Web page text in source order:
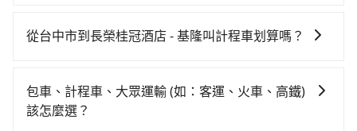
票並於月台排隊的時間約20分鐘，再乘坐54~81分鐘
車，搭上小黃後約花35分鐘、車費600元後，抵達長榮
桂冠酒店 - 基隆 (基隆市中正區) 的目的地。全程加上轉
時不需要閉目養神（因為要自己開車），最重要的是你
$115~205承租小轎車，每公里再額外加收$3.2，從台中
市（中區）到長榮桂冠酒店 - 基隆的花費預估為
從台中市到長榮桂冠酒店 - 基隆叫計程車划算嗎？
灣大車隊、Uber、Line Taxi、Yoxi等，如果在路邊攔不
到車，也可考慮打電話至附近的計程車隊，如金鼎順計
包車、計程車、大眾運輸 (如：客運、火車、高鐵)
該怎麼選？